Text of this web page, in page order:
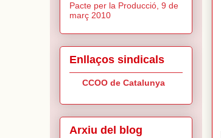
Pacte per la Producció, 9 de
març 2010
Enllaços sindicals
CCOO de Catalunya
Arxiu del blog